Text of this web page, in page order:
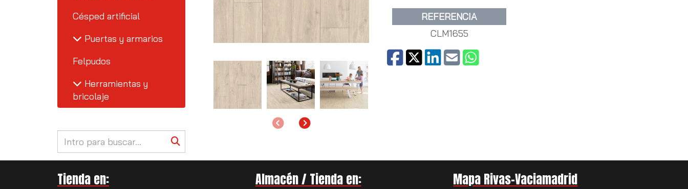
Césped artificial
Puertas y armarios
Felpudos
Herramientas y
bricolaje
AnteriorSiguiente
REFERENCIA
CLM1655
Tienda en:
Almacén / Tienda en:
Mapa Rivas-Vaciamadrid